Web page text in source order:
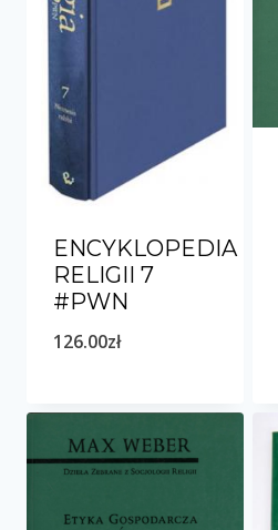
ENCYKLOPEDIA
RELIGII 7
#PWN
126.00zł